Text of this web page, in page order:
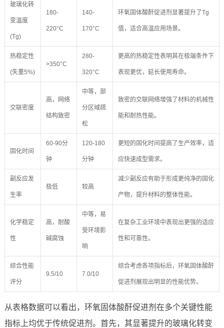
玻璃化转
变温度
(Tg)
180-
220°C
140-
170°C
环氧固体酸酐促进剂显著提升了Tg
值，适合高温应用场景。
热稳定性
(失重5%)
>350°C
280-
320°C
更高的热稳定性表明其在极端条件下
表现更优，延长使用寿命。
交联密度
高，网络
结构致密
中等，部
分区域疏
松
致密的交联网络增强了材料的机械性
能和耐热性能。
固化时间
60-90分
钟
120-180
分钟
更短的固化时间提高了生产效率，适
应快速成型需求。
副反应发
生率
极低 较高
减少副反应有助于形成更纯净的固化
产物，提升材料的整体性能。
化学稳定
性
高，耐酸
碱腐蚀
中等，易
受环境影
响
在复杂工业环境中表现出更强的适应
性和可靠性。
综合性能
评分
9.5/10 7.0/10
综合考虑各项指标后，环氧固体酸酐
促进剂展现出明显的性能优势。
从表格数据可以看出，环氧固体酸酐促进剂在多个关键性能
指标上均优于传统促进剂。首先，其显著提升的玻璃化转变